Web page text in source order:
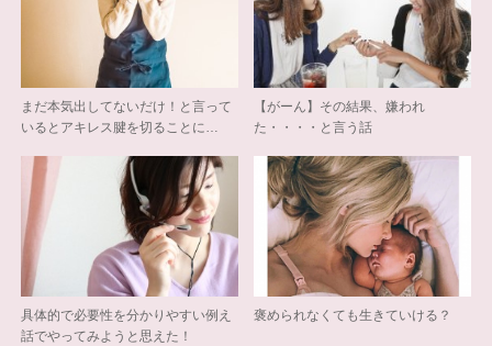
まだ本気出してないだけ！と言って
いるとアキレス腱を切ることに…
【がーん】その結果、嫌われ
た・・・・と言う話
具体的で必要性を分かりやすい例え
話でやってみようと思えた！
褒められなくても生きていける？